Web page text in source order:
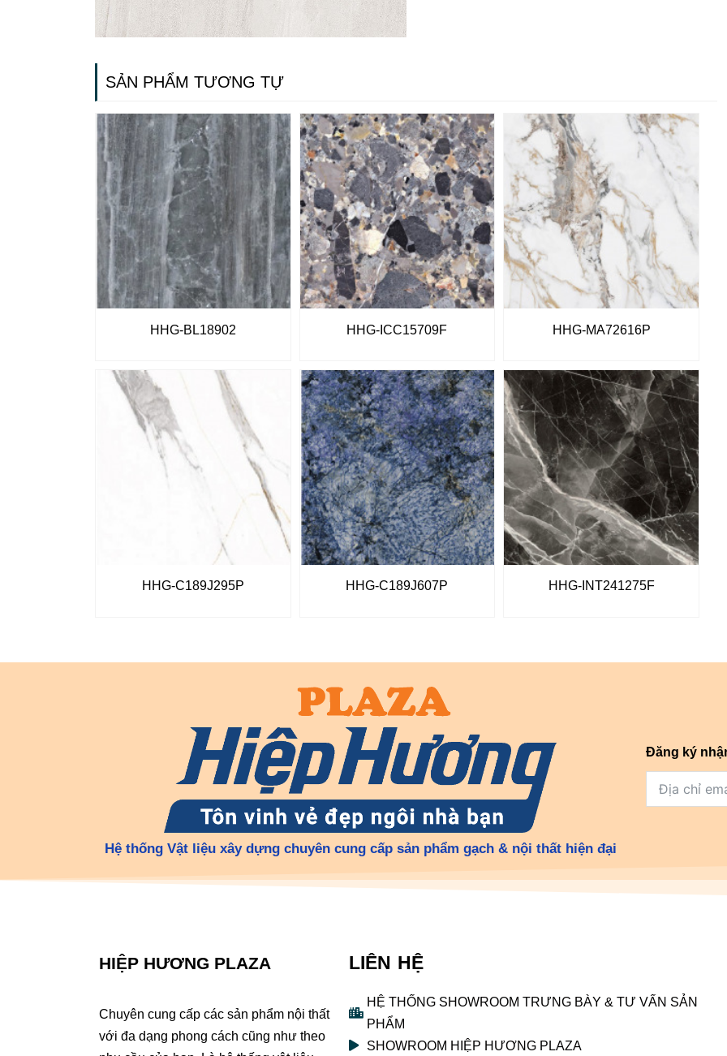
SẢN PHẨM TƯƠNG TỰ
HHG-BL18902 HHG-ICC15709F HHG-MA72616P
HHG-C189J295P HHG-C189J607P HHG-INT241275F
Hệ thống Vật liệu xây dựng chuyên cung cấp sản phẩm gạch & nội thất hiện đại
Đăng ký
HIỆP HƯƠNG PLAZA
Chuyên cung cấp các sản phẩm nội thất
với đa dạng phong cách cũng như theo
LIÊN HỆ
HỆ THỐNG SHOWROOM TRƯNG BÀY & TƯ VẤN SẢN
PHẨM
SHOWROOM HIỆP HƯƠNG PLAZA